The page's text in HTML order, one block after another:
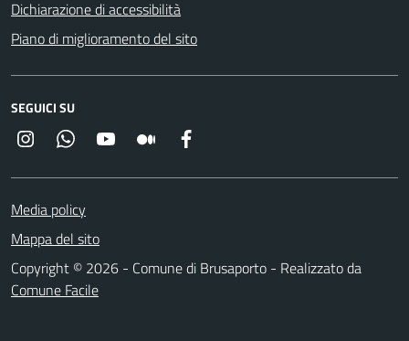
Dichiarazione di accessibilità
Piano di miglioramento del sito
SEGUICI SU
InstagramWhatsappYouTube Medium
Media policy
Mappa del sito
Copyright © 2026 - Comune di Brusaporto - Realizzato da
Comune Facile